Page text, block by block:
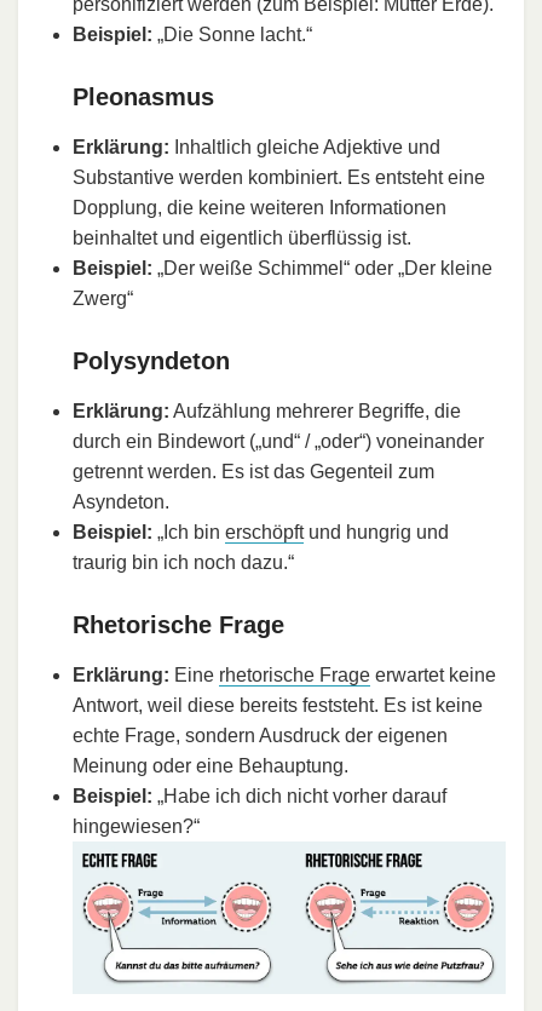
Beispiel: „Die Sonne lacht.“
Pleonasmus
Erklärung: Inhaltlich gleiche Adjektive und
Substantive werden kombiniert. Es entsteht eine
Dopplung, die keine weiteren Informationen
beinhaltet und eigentlich überflüssig ist.
Beispiel: „Der weiße Schimmel“ oder „Der kleine
Zwerg“
Polysyndeton
Erklärung: Aufzählung mehrerer Begriffe, die
durch ein Bindewort („und“ / „oder“) voneinander
getrennt werden. Es ist das Gegenteil zum
Asyndeton.
Beispiel: „Ich bin erschöpftund hungrig und
traurig bin ich noch dazu.“
Rhetorische Frage
Erklärung: Eine rhetorische Frage erwartet keine
Antwort, weil diese bereits feststeht. Es ist keine
echte Frage, sondern Ausdruck der eigenen
Meinung oder eine Behauptung.
Beispiel: „Habe ich dich nicht vorher darauf
hingewiesen?“